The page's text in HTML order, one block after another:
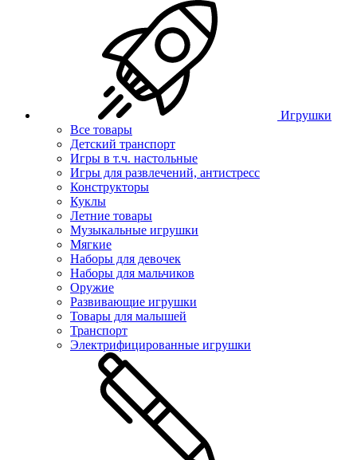
Игрушки
Все товары
Детский транспорт
Игры в т.ч. настольные
Игры для развлечений, антистресс
Конструкторы
Куклы
Летние товары
Музыкальные игрушки
Мягкие
Наборы для девочек
Наборы для мальчиков
Оружие
Развивающие игрушки
Товары для малышей
Транспорт
Электрифицированные игрушки